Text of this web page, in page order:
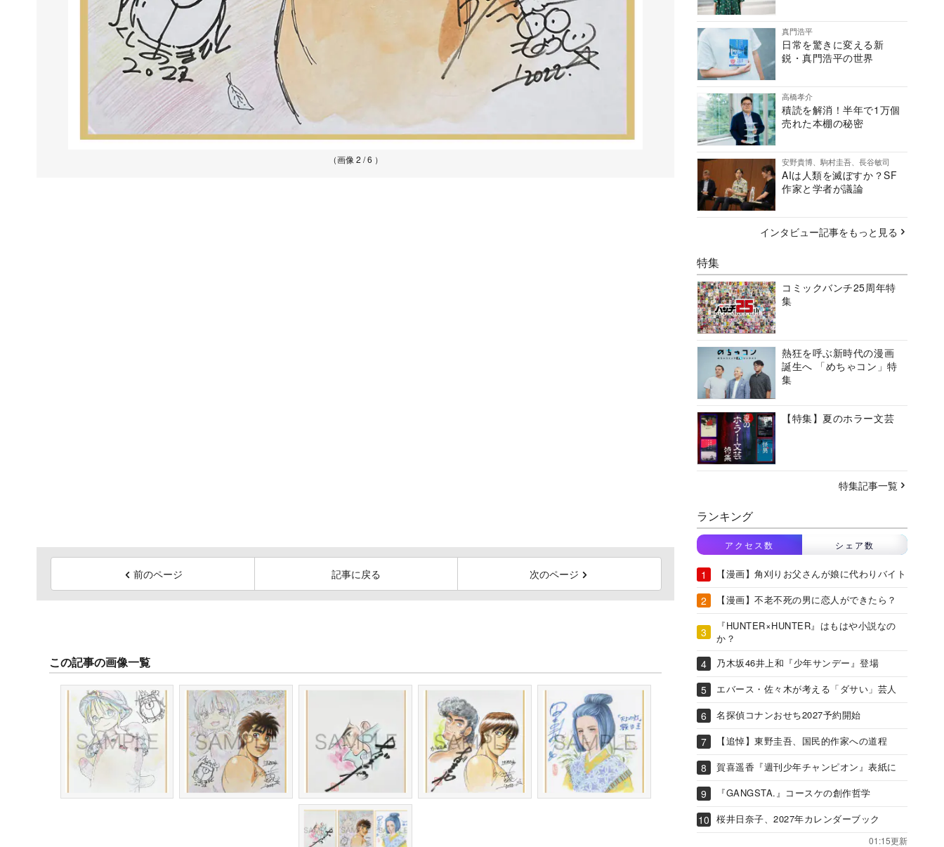
（画像 2 / 6 ）
前のページ 記事に戻る 次のページ
この記事の画像一覧
真門浩平
日常を驚きに変える新
鋭・真門浩平の世界
高橋孝介
積読を解消！半年で1万個
売れた本棚の秘密
安野貴博、駒村圭吾、長谷敏司
AIは人類を滅ぼすか？SF
作家と学者が議論
インタビュー記事をもっと見る
特集
コミックバンチ25周年特
集
熱狂を呼ぶ新時代の漫画
誕生へ 「めちゃコン」特
集
【特集】夏のホラー文芸
特集記事一覧
ランキング
アクセス数 シェア数
【漫画】角刈りお父さんが娘に代わりバイト
【漫画】不老不死の男に恋人ができたら？
『HUNTER×HUNTER』はもはや小説なの
か？
乃木坂46井上和『少年サンデー』登場
エバース・佐々木が考える「ダサい」芸人
名探偵コナンおせち2027予約開始
【追悼】東野圭吾、国民的作家への道程
賀喜遥香『週刊少年チャンピオン』表紙に
『GANGSTA.』コースケの創作哲学
桜井日奈子、2027年カレンダーブック
01:15更新